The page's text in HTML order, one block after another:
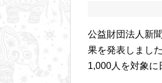
公益財団法人新
果を発表しまし
1,000人を対象に